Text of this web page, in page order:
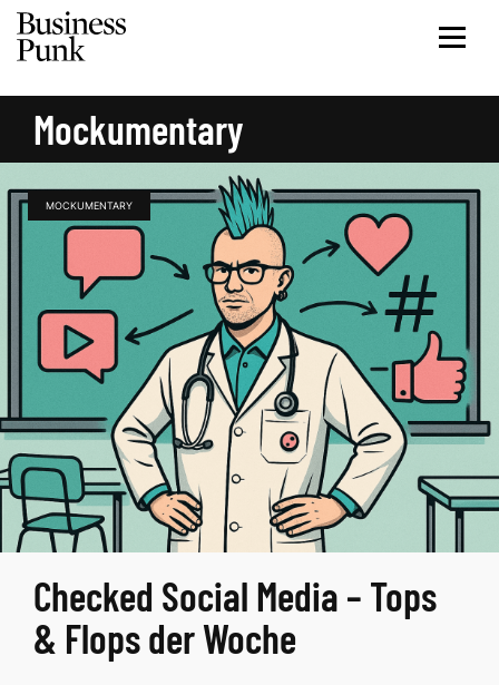
Mockumentary
MOCKUMENTARY
Checked Social Media – Tops
& Flops der Woche